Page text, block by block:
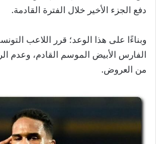
دفع الجزء الأخير خلال الفترة القادمة.
وبناءًا على هذا الوعد؛ قرر اللاعب
الفارس الأبيض الموسم القادم، وعدم
من العروض.